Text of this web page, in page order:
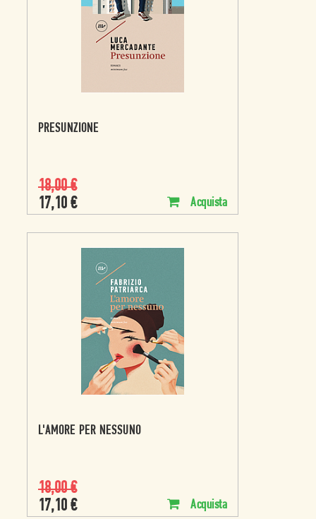
PRESUNZIONE
18,00€
17,10 € Acquista
L'AMORE PER NESSUNO
18,00€
17,10 € Acquista